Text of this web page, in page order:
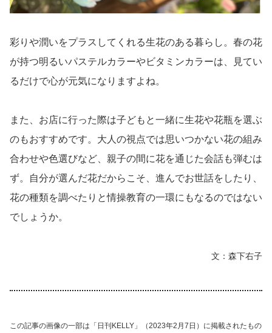
彩りや潤いをプラスしてくれる生花のある暮らし。春の花
が持つ明るいパステルカラーやビタミンカラーは、見てい
るだけで心が元気になりますよね。
また、お店に行った際は子どもと一緒に生花や花瓶を選ぶ
のもおすすめです。大人の視点では思いつかない花の組み
合わせや色選びなど、親子の間に花を通じた会話も弾むは
ず。自分が選んだ花だからこそ、進んでお世話をしたり、
花の種類を調べたりと情操教育の一環にもなるのではない
でしょうか。
文：森下右子
この記事の画像の一部は「日刊KELLY」（2023年2月7日）に掲載されたもの